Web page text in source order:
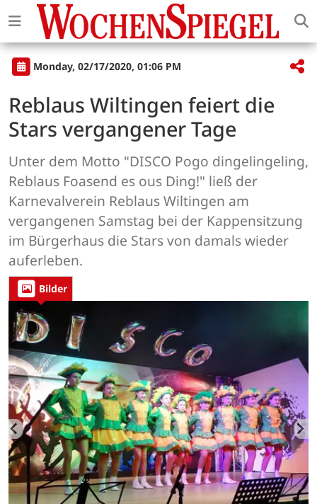
Monday, 02/17/2020, 01:06 PM
Reblaus Wiltingen feiert die
Stars vergangener Tage
Unter dem Motto "DISCO Pogo dingelingeling,
Reblaus Foasend es ous Ding!" ließ der
Karnevalverein Reblaus Wiltingen am
vergangenen Samstag bei der Kappensitzung
im Bürgerhaus die Stars von damals wieder
auferleben.
Bilder